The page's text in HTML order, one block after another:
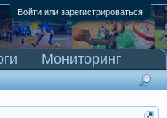
Войти или зарегистрироваться
Мониторинг